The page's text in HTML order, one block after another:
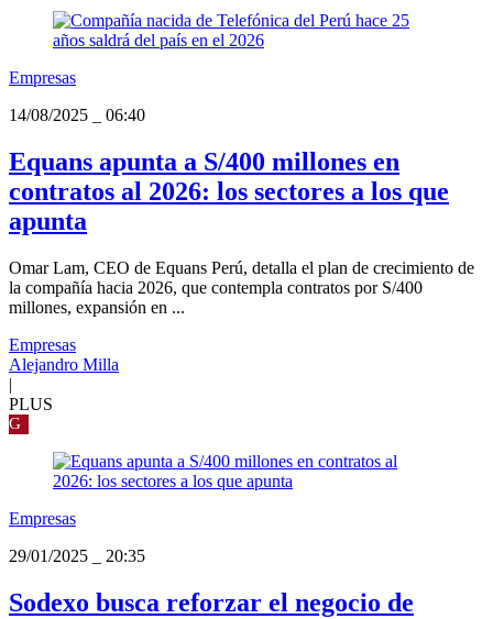
Empresas
14/08/2025
06:40
Equans apunta a S/400 millones en
contratos al 2026: los sectores a los que
apunta
Omar Lam, CEO de Equans Perú, detalla el plan de crecimiento de
la compañía hacia 2026, que contempla contratos por S/400
millones, expansión en ...
Empresas
Alejandro Milla
|
PLUS
G
Empresas
29/01/2025
20:35
Sodexo busca reforzar el negocio de